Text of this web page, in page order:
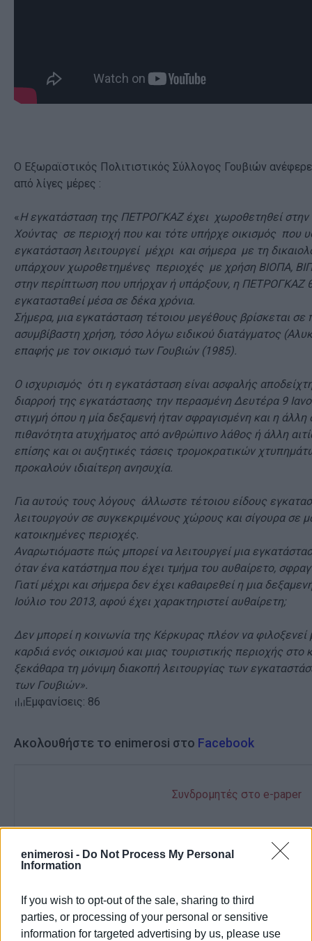
enimerosi - Do Not Process My Personal
Information
If you wish to opt-out of the sale, sharing to third
parties, or processing of your personal or sensitive
information for targeted advertising by us, please use
Ο Εξωραϊστικός Πολιτιστικός Σύλλογος Γουβιών
από λίγες μέρες :
«Η εγκατάσταση της ΠΕΤΡΟΓΚΑΖ έχει χωροθετηθεί στην
Χούντας σε περιοχή που και τότε υπήρχε οικισμός που
εγκατάσταση λειτουργεί μέχρι και σήμερα με τη
υπάρχουν χωροθετημένες περιοχές με χρήση ΒΙΟΠΑ,
στην περίπτωση που υπήρχαν ή υπάρξουν, η ΠΕΤΡΟΓΚΑΖ
εγκατασταθεί μέσα σε δέκα χρόνια.
Σήμερα, μια εγκατάσταση τέτοιου μεγέθους βρίσκεται σε
ασυμβίβαστη χρήση, τόσο λόγω ειδικού διατάγματος
επαφής με τον οικισμό των Γουβιών (1985).
Ο ισχυρισμός ότι η εγκατάσταση είναι ασφαλής
διαρροή της εγκατάστασης την περασμένη Δευτέρα 9
στιγμή όπου η μία δεξαμενή ήταν σφραγισμένη και η άλλη
πιθανότητα ατυχήματος από ανθρώπινο λάθος ή άλλη
επίσης και οι αυξητικές τάσεις τρομοκρατικών
προκαλούν ιδιαίτερη ανησυχία.
Για αυτούς τους λόγους άλλωστε τέτοιου είδους
λειτουργούν σε συγκεκριμένους χώρους και σίγουρα σε
κατοικημένες περιοχές.
Αναρωτιόμαστε πώς μπορεί να λειτουργεί μια
όταν ένα κατάστημα που έχει τμήμα του αυθαίρετο,
Γιατί μέχρι και σήμερα δεν έχει καθαιρεθεί η μια
Ιούλιο του 2013, αφού έχει χαρακτηριστεί αυθαίρετη;
Δεν μπορεί η κοινωνία της Κέρκυρας πλέον να
καρδιά ενός οικισμού και μιας τουριστικής περιοχής
ξεκάθαρα τη μόνιμη διακοπή λειτουργίας των
των Γουβιών».
Εμφανίσεις: 86
Ακολουθήστε το enimerosi στο Facebook
Συνδρομητές στο e-paper